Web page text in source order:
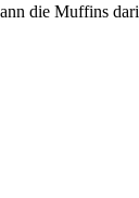
die Muffins